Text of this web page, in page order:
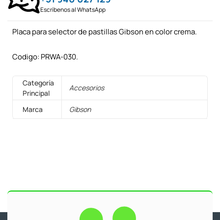
Escríbenos al WhatsApp
Placa para selector de pastillas Gibson en color crema.
Codigo: PRWA-030.
Categoría
Principal
Accesorios
Marca Gibson